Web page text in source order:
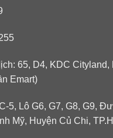
65, D4, KDC Cityland,
Emart)
5, Lô G6, G7, G8, G9,
Mỹ, Huyện Củ Chi,